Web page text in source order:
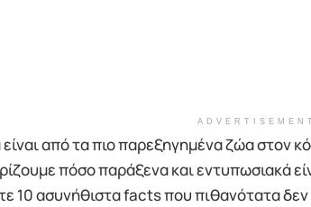
ADVERTISEMENT
είναι από τα πιο παρεξηγημένα ζώα στον
πόσο παράξενα και εντυπωσιακά
10 ασυνήθιστα facts που πιθανότατα δεν